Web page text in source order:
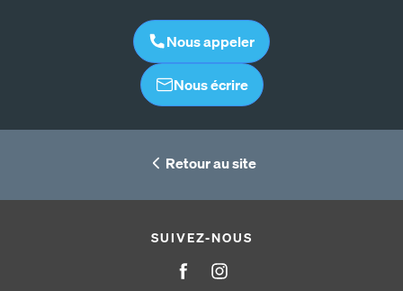
Nous appeler
Nous écrire
Retour au site
SUIVEZ-NOUS